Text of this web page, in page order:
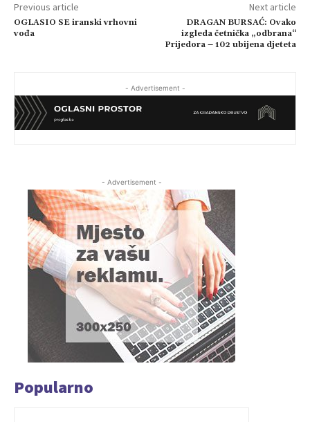
Previous article
OGLASIO SE iranski vrhovni
vođa
Next article
DRAGAN BURSAĆ: Ovako
izgleda četnička „odbrana“
Prijedora – 102 ubijena djeteta
- Advertisement -
- Advertisement -
Popularno